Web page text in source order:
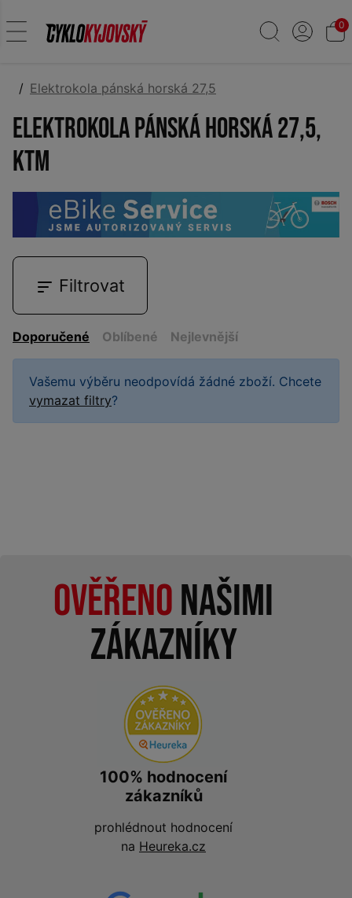
0
Elektrokola pánská horská 27,5
Elektrokola pánská horská 27,5,
KTM
Filtrovat
Doporučené Oblíbené Nejlevnější
Vašemu výběru neodpovídá žádné zboží. Chcete
vymazat filtry?
Ověřenonašimi
zákazníky
100% hodnocení
zákazníků
prohlédnout hodnocení
na Heureka.cz